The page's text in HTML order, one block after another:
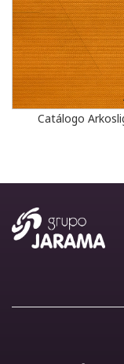
Catálogo